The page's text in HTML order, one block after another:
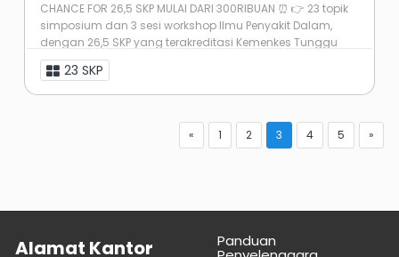
CHANCE FOR 26,5 SKP MULAI DARI 300RIBUAN ⏰ 👉 23 topik
simposium dan 3 sesi workshop Ilmu Penyakit Dalam,
dengan 26,5 SKP yang terakreditasi Kemenkes Tunggu
apalagi? Daftarkan ...
23 SKP
« 1 2 3 4 5 »
Alamat Kantor Panduan